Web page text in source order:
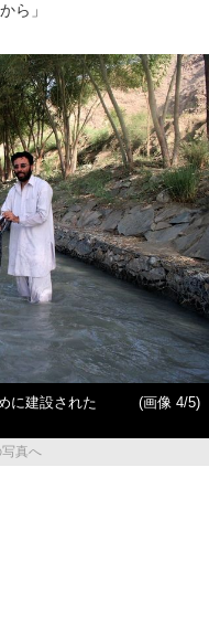
ら」
に建設された
(画像 4/5)
真へ